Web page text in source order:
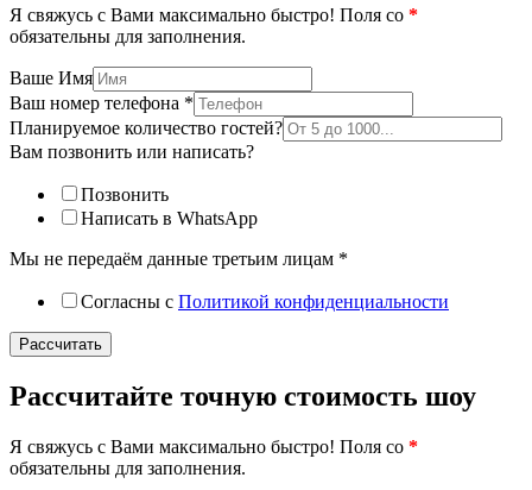
Я свяжусь с Вами максимально быстро! Поля со *
обязательны для заполнения.
Ваше Имя
Ваш номер телефона *
Планируемое количество гостей?
Вам позвонить или написать?
Позвонить
Написать в WhatsApp
Мы не передаём данные третьим лицам *
Согласны с Политикой конфиденциальности
Рассчитать
Рассчитайте точную стоимость шоу
Я свяжусь с Вами максимально быстро! Поля со *
обязательны для заполнения.